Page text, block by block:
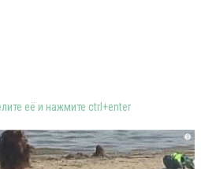
её и нажмите ctrl+enter
i